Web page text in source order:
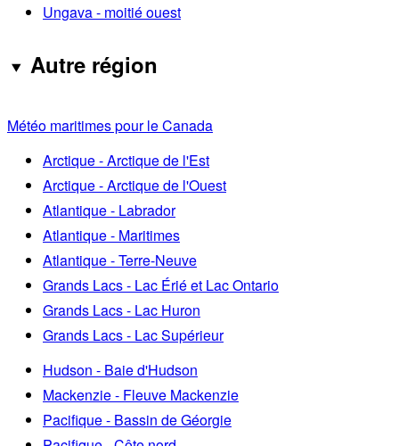
Ungava - moitié ouest
Autre région
Météo maritimes pour le Canada
Arctique - Arctique de l'Est
Arctique - Arctique de l'Ouest
Atlantique - Labrador
Atlantique - Maritimes
Atlantique - Terre-Neuve
Grands Lacs - Lac Érié et Lac Ontario
Grands Lacs - Lac Huron
Grands Lacs - Lac Supérieur
Hudson - Baie d'Hudson
Mackenzie - Fleuve Mackenzie
Pacifique - Bassin de Géorgie